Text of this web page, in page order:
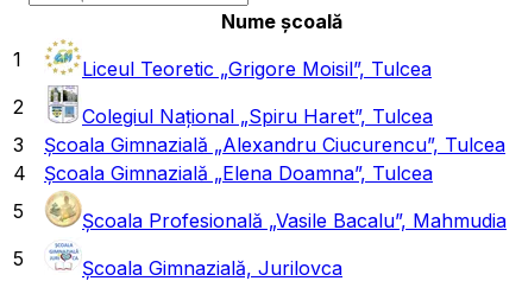
Nume școală
1
Liceul Teoretic „Grigore Moisil”, Tulcea
2
Colegiul Național „Spiru Haret”, Tulcea
3
Școala Gimnazială „Alexandru Ciucurencu”, Tulcea
4
Școala Gimnazială „Elena Doamna”, Tulcea
5
Școala Profesională „Vasile Bacalu”, Mahmudia
5
Școala Gimnazială, Jurilovca